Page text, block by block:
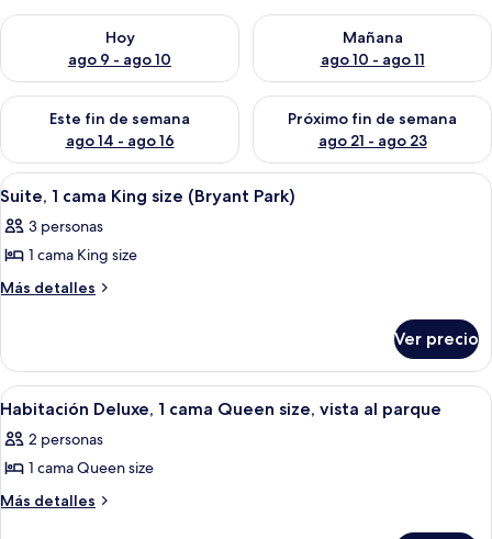
Hoy
ago 9 - ago 10
Consulta la disponibilidad para hoy ago 9 - ago 10
Mañana
ago 10 - ago 11
Consulta la disponibilidad
Este fin de semana
ago 14 - ago 16
Consulta la disponibilidad para este fin de semana ago 14 -
Próximo fin de semana
ago 21 - ago 23
Consulta la disponibilidad
Abrir
todas
las
fotos
de
cama
King
size
(Bryant
Park)
Una habitación de hotel moderna
5
Suite, 1 cama King size (Bryant Park)
3 personas
1 cama King size
Más detalles
Más
1
cama
King
(Bryant
Park)
Ver precio
Abrir
todas
las
fotos
de
Ropa de cama de alta calidad y
3
Habitación Deluxe, 1 cama Queen size, vista al parque
2 personas
1 cama Queen size
Más detalles
Más